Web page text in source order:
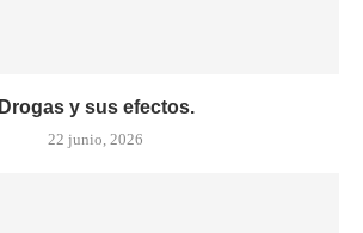
Drogas y sus efectos.
22 junio, 2026